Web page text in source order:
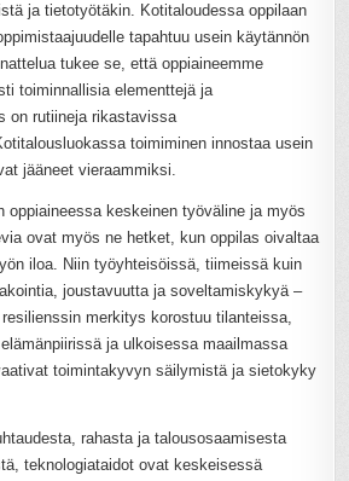
ja tietotyötäkin. Kotitaloudessa oppilaan
tapahtuu usein käytännön
tukee se, että oppiaineemme
toiminnallisia elementtejä ja
on rutiineja rikastavissa
toimiminen innostaa usein
jääneet vieraammiksi.
oppiaineessa keskeinen työväline ja myös
ovat myös ne hetket, kun oppilas oivaltaa
iloa. Niin työyhteisöissä, tiimeissä kuin
joustavuutta ja soveltamiskykyä –
merkitys korostuu tilanteissa,
ja ulkoisessa maailmassa
toimintakyvyn säilymistä ja sietokyky
rahasta ja talousosaamisesta
teknologiataidot ovat keskeisessä